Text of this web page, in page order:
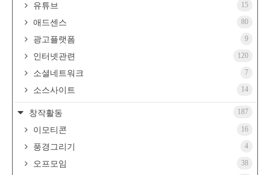
유튜브 15
애드센스 80
광고플랫폼 9
인터넷관련 120
소셜네트워크 7
소스사이트 14
창작활동 187
이모티콘 16
풍경그리기 4
오프모임 38